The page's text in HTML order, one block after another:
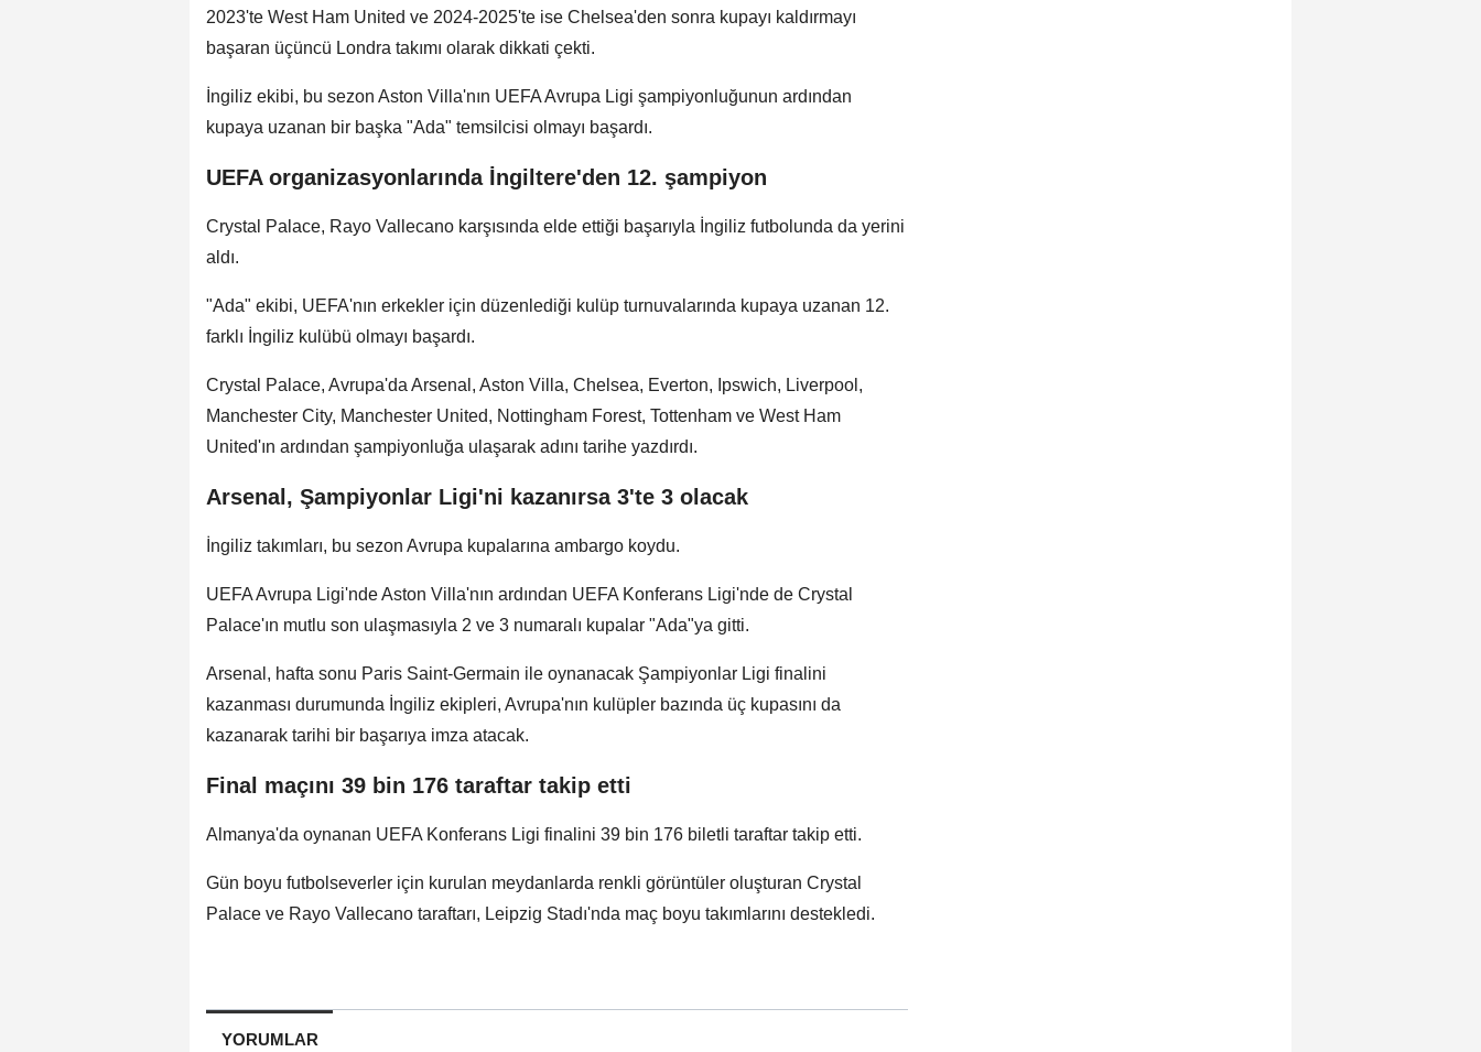
2023'te West Ham United ve 2024-2025'te ise Chelsea'den sonra kupayı kaldırmayı
başaran üçüncü Londra takımı olarak dikkati çekti.
İngiliz ekibi, bu sezon Aston Villa'nın UEFA Avrupa Ligi şampiyonluğunun ardından
kupaya uzanan bir başka "Ada" temsilcisi olmayı başardı.
UEFA organizasyonlarında İngiltere'den 12. şampiyon
Crystal Palace, Rayo Vallecano karşısında elde ettiği başarıyla İngiliz futbolunda da yerini
aldı.
"Ada" ekibi, UEFA'nın erkekler için düzenlediği kulüp turnuvalarında kupaya uzanan 12.
farklı İngiliz kulübü olmayı başardı.
Crystal Palace, Avrupa'da Arsenal, Aston Villa, Chelsea, Everton, Ipswich, Liverpool,
Manchester City, Manchester United, Nottingham Forest, Tottenham ve West Ham
United'ın ardından şampiyonluğa ulaşarak adını tarihe yazdırdı.
Arsenal, Şampiyonlar Ligi'ni kazanırsa 3'te 3 olacak
İngiliz takımları, bu sezon Avrupa kupalarına ambargo koydu.
UEFA Avrupa Ligi'nde Aston Villa'nın ardından UEFA Konferans Ligi'nde de Crystal
Palace'ın mutlu son ulaşmasıyla 2 ve 3 numaralı kupalar "Ada"ya gitti.
Arsenal, hafta sonu Paris Saint-Germain ile oynanacak Şampiyonlar Ligi finalini
kazanması durumunda İngiliz ekipleri, Avrupa'nın kulüpler bazında üç kupasını da
kazanarak tarihi bir başarıya imza atacak.
Final maçını 39 bin 176 taraftar takip etti
Almanya'da oynanan UEFA Konferans Ligi finalini 39 bin 176 biletli taraftar takip etti.
Gün boyu futbolseverler için kurulan meydanlarda renkli görüntüler oluşturan Crystal
Palace ve Rayo Vallecano taraftarı, Leipzig Stadı'nda maç boyu takımlarını destekledi.
YORUMLAR